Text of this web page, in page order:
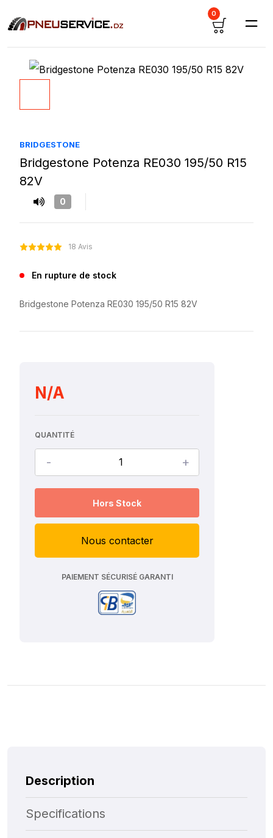
0
BRIDGESTONE
Bridgestone Potenza RE030 195/50 R15
82V
0
18 Avis
En rupture de stock
Bridgestone Potenza RE030 195/50 R15 82V
N/A
QUANTITÉ
- +
Hors Stock
Nous contacter
PAIEMENT SÉCURISÉ GARANTI
Description
Specifications